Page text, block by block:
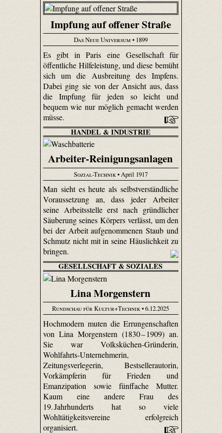
Impfung auf offener Straße
Das Neue Universum • 1899
Es gibt in Paris eine Gesellschaft für
öffentliche Hilfeleistung, und diese bemüht
sich um die Ausbreitung des Impfens.
Dabei ging sie von der Ansicht aus, dass
die Impfung für jeden so leicht und
bequem wie nur möglich gemacht werden
müsse.
HANDEL & INDUSTRIE
Arbeiter-Reinigungsanlagen
Sozial-Technik• April 1917
Man sieht es heute als selbstverständliche
Voraussetzung an, dass jeder Arbeiter
seine Arbeitsstelle erst nach gründlicher
Säuberung seines Körpers verlässt, um den
bei der Arbeit aufgenommenen Staub und
Schmutz nicht mit in seine Häuslichkeit zu
bringen.
GESELLSCHAFT & SOZIALES
Lina Morgenstern
Rundschau für Kultur+Technik• 6.12.2025
Hochmodern muten die Errungenschaften
von Lina Morgenstern (1830 – 1909) an.
Sie war Volks­küchen-Gründerin,
Wohlfahrts-Unter­nehmerin,
Zeitungsverlegerin, Bestsellerautorin,
Vorkämpferin für Frieden und
Emanzipation sowie fünffache Mutter.
Kaum eine andere Frau des
19. Jahrhunderts hat so viele
Wohltätigkeitsvereine erfolgreich
organisiert.